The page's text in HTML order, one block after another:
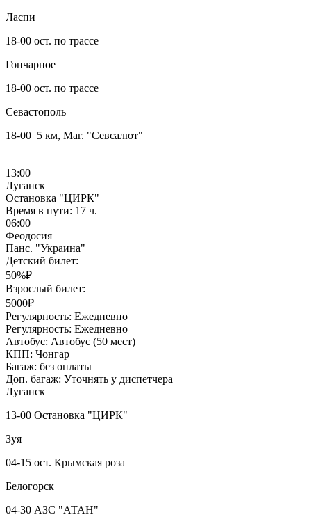
Ласпи
18-00 ост. по трассе
Гончарное
18-00 ост. по трассе
Севастополь
18-00 5 км, Маг. "Севсалют"
13:00
Луганск
Остановка "ЦИРК"
Время в пути: 17 ч.
06:00
Феодосия
Панс. "Украина"
Детский билет:
50%₽
Взрослый билет:
5000₽
Регулярность: Ежедневно
Регулярность: Ежедневно
Автобус: Автобус (50 мест)
КПП: Чонгар
Багаж: без оплаты
Доп. багаж: Уточнять у диспетчера
Луганск
13-00 Остановка "ЦИРК"
Зуя
04-15 ост. Крымская роза
Белогорск
04-30 АЗС "АТАН"